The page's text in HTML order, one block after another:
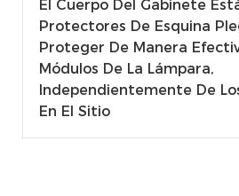
El Cuerpo Del Gabinete
Protectores De Esquina
Proteger De Manera
Módulos De La Lámpara,
Independientemente De
En El Sitio